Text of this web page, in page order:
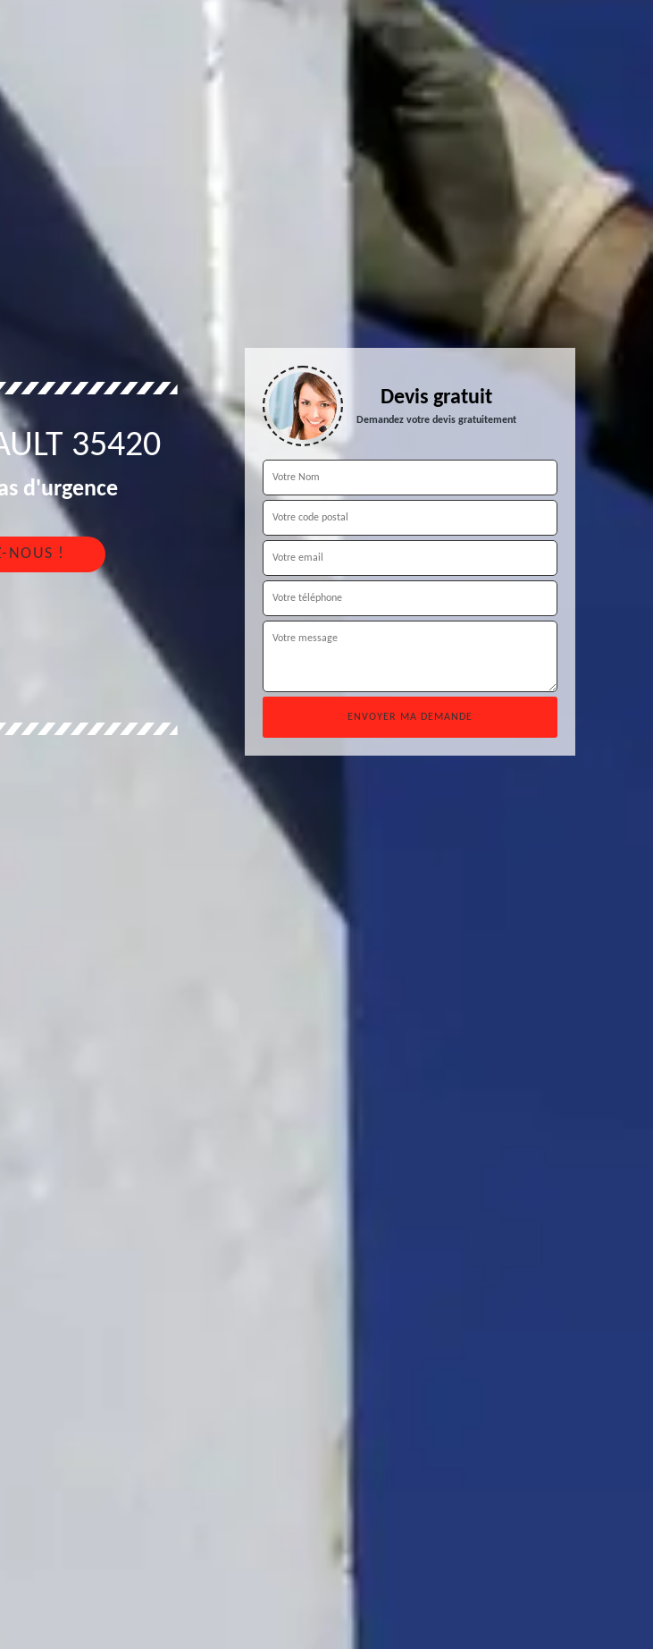
35420
d'urgence
NOUS !
Devis gratuit
Demandez votre devis gratuitement